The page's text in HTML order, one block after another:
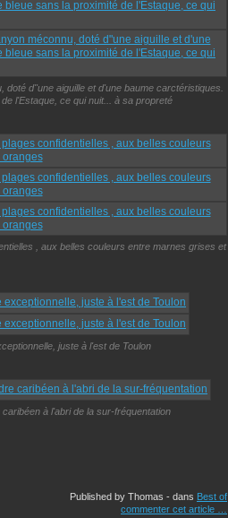
d"une aiguille et d'une baume carctéristiques.
l'Estaque, ce qui nuit... à sa propreté
, aux belles couleurs entre marnes grises et
juste à l'est de Toulon
à l'abri de la sur-fréquentation
Published by Thomas - dans Best of
commenter cet article